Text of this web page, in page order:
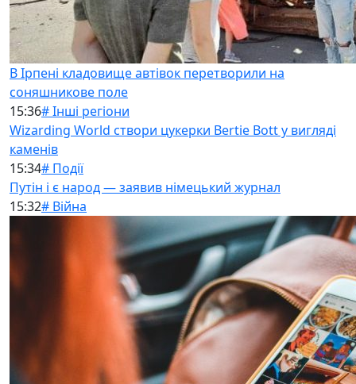
В Ірпені кладовище автівок перетворили на
соняшникове поле
15:36# Інші регіони
Wizarding World створи цукерки Bertie Bott у вигляді
каменів
15:34# Події
Путін і є народ — заявив німецький журнал
15:32# Війна